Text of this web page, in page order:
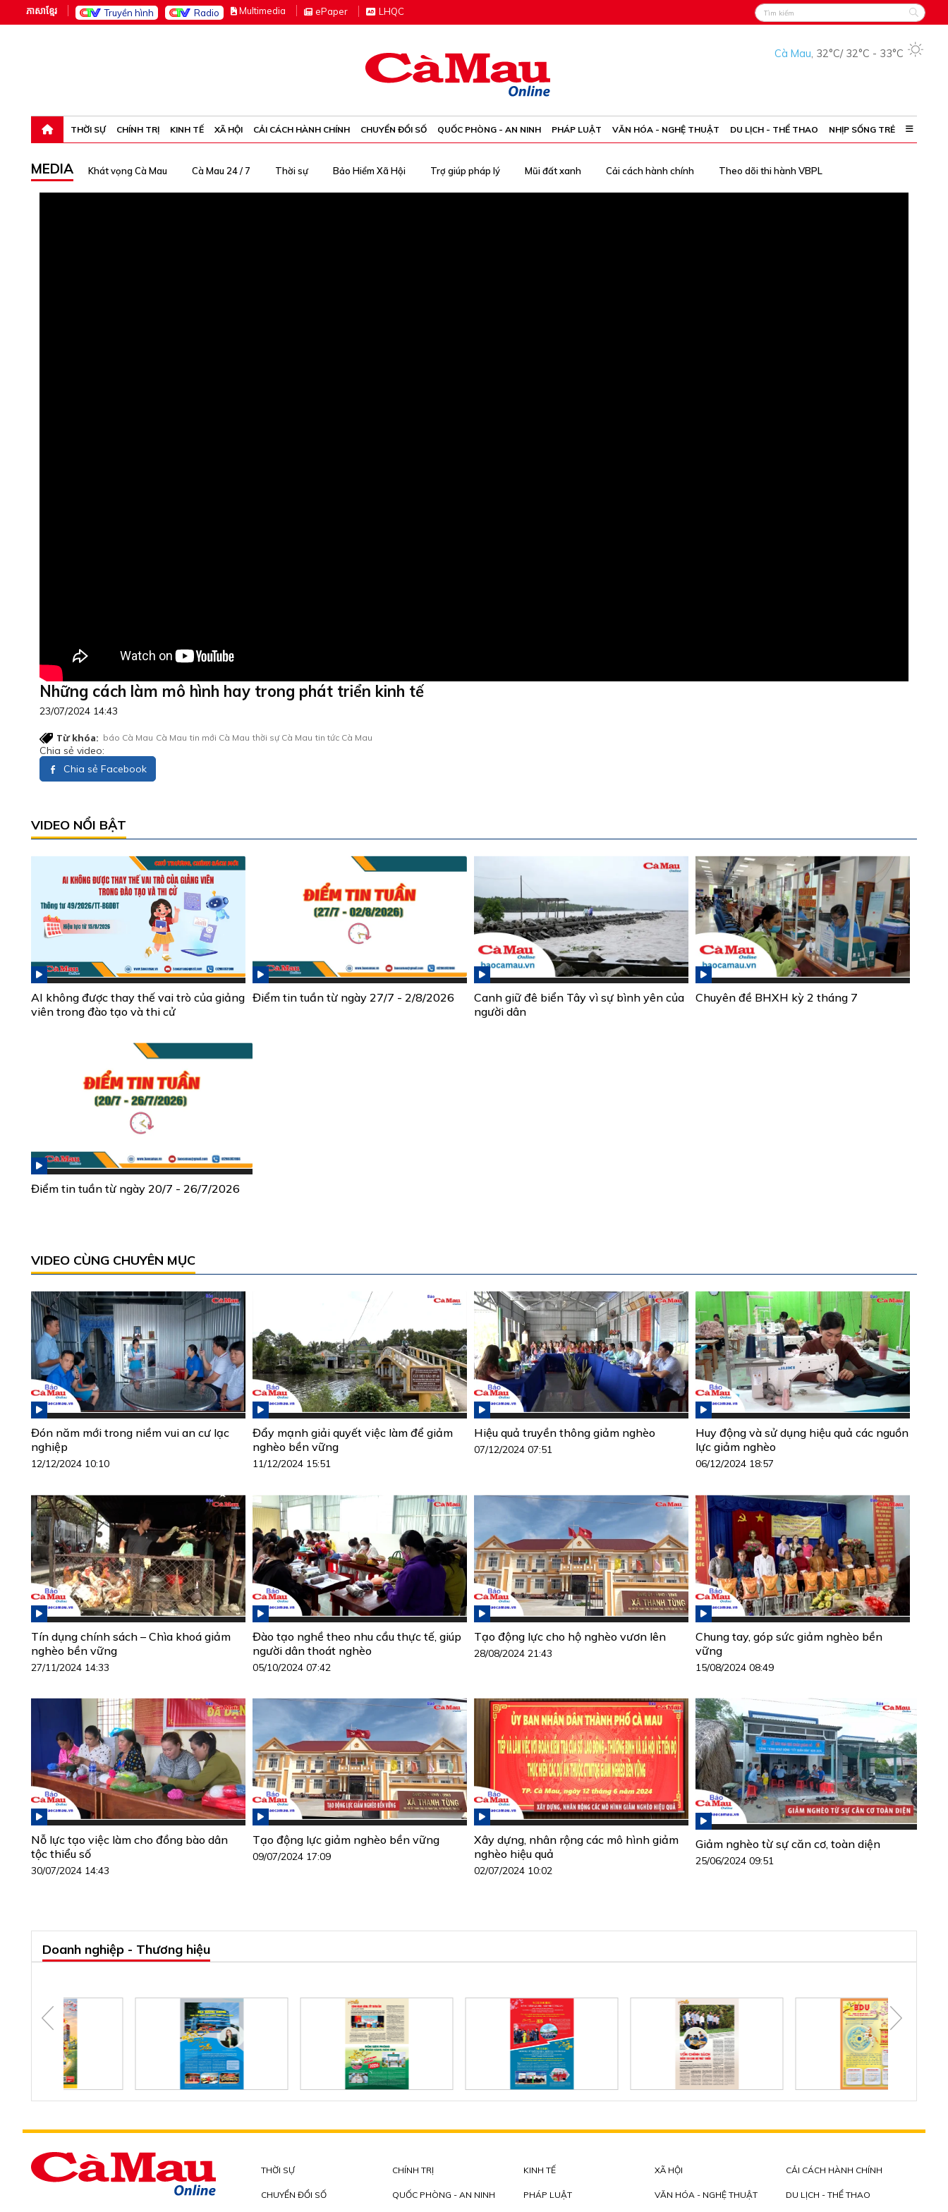
ភាសាខ្មែរ Truyền hình Radio Multimedia ePaper LHQC
Cà Mau, 32°C/ 32°C - 33°C
THỜI SỰ CHÍNH TRỊ KINH TẾ XÃ HỘI CẢI CÁCH HÀNH CHÍNH CHUYỂN ĐỔI SỐ QUỐC PHÒNG - AN NINH PHÁP LUẬT VĂN HÓA - NGHỆ THUẬT DU LỊCH - THỂ THAO NHỊP SỐNG TRẺ
MEDIA Khát vọng Cà Mau Cà Mau 24 / 7 Thời sự Bảo Hiểm Xã Hội Trợ giúp pháp lý Mũi đất xanh Cải cách hành chính Theo dõi thi hành VBPL
Những cách làm mô hình hay trong phát triển kinh tế
23/07/2024 14:43
Từ khóa: báo Cà Mau Cà Mau tin mới Cà Mau thời sự Cà Mau tin tức Cà Mau
Chia sẻ video:
Chia sẻ Facebook
VIDEO NỔI BẬT
AI không được thay thế vai trò của giảng
viên trong đào tạo và thi cử
Điểm tin tuần từ ngày 27/7 - 2/8/2026
Canh giữ đê biển Tây vì sự bình yên của
người dân
Chuyên đề BHXH kỳ 2 tháng 7
Điểm tin tuần từ ngày 20/7 - 26/7/2026
VIDEO CÙNG CHUYÊN MỤC
Đón năm mới trong niềm vui an cư lạc
nghiệp
12/12/2024 10:10
Đẩy mạnh giải quyết việc làm để giảm
nghèo bền vững
11/12/2024 15:51
Hiệu quả truyền thông giảm nghèo
07/12/2024 07:51
Huy động và sử dụng hiệu quả các nguồn
lực giảm nghèo
06/12/2024 18:57
Tín dụng chính sách – Chìa khoá giảm
nghèo bền vững
27/11/2024 14:33
Đào tạo nghề theo nhu cầu thực tế, giúp
người dân thoát nghèo
05/10/2024 07:42
Tạo động lực cho hộ nghèo vươn lên
28/08/2024 21:43
Chung tay, góp sức giảm nghèo bền
vững
15/08/2024 08:49
Nỗ lực tạo việc làm cho đồng bào dân
tộc thiểu số
30/07/2024 14:43
Tạo động lực giảm nghèo bền vững
09/07/2024 17:09
Xây dựng, nhân rộng các mô hình giảm
nghèo hiệu quả
02/07/2024 10:02
Giảm nghèo từ sự căn cơ, toàn diện
25/06/2024 09:51
Doanh nghiệp - Thương hiệu
THỜI SỰ CHÍNH TRỊ KINH TẾ XÃ HỘI CẢI CÁCH HÀNH CHÍNH
CHUYỂN ĐỔI SỐ QUỐC PHÒNG - AN NINH PHÁP LUẬT VĂN HÓA - NGHỆ THUẬT DU LỊCH - THỂ THAO